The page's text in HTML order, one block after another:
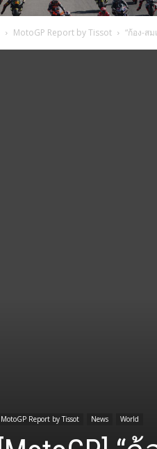
MotoGP Report by Tissot “ก้อง-ส
MotoGP Report by Tissot News World